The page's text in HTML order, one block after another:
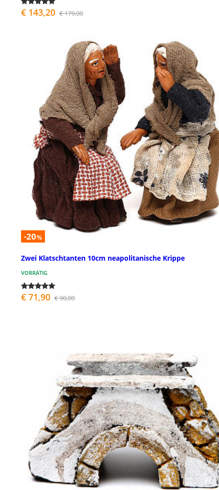
€ 143,20 € 179,00
-20%
Zwei Klatschtanten 10cm neapolitanische Krippe
VORRÄTIG
€ 71,90 € 90,00